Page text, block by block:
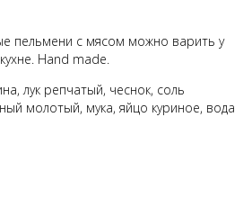
пельмени с мясом можно варить у
Hand made.
лук репчатый, чеснок, соль
молотый, мука, яйцо куриное, вода